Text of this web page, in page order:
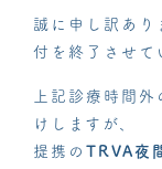
誠に申し訳あり
付を終了させて
上記診療時間
けしますが、
提携のTRVA夜